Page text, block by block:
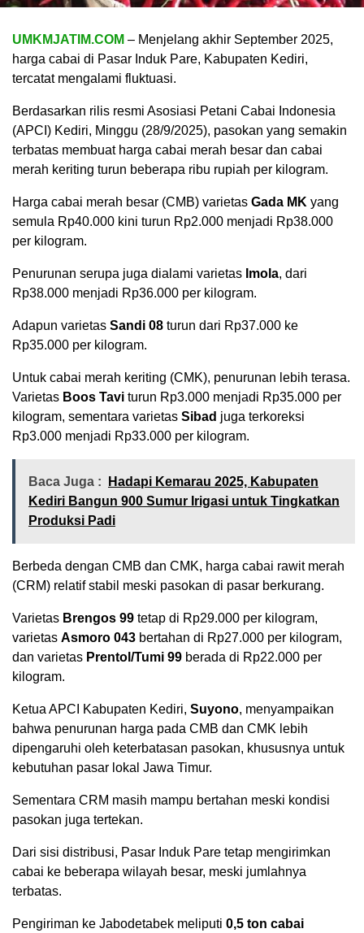
UMKMJATIM.COM – Menjelang akhir September 2025,
harga cabai di Pasar Induk Pare, Kabupaten Kediri,
tercatat mengalami fluktuasi.
Berdasarkan rilis resmi Asosiasi Petani Cabai Indonesia
(APCI) Kediri, Minggu (28/9/2025), pasokan yang semakin
terbatas membuat harga cabai merah besar dan cabai
merah keriting turun beberapa ribu rupiah per kilogram.
Harga cabai merah besar (CMB) varietas Gada MK yang
semula Rp40.000 kini turun Rp2.000 menjadi Rp38.000
per kilogram.
Penurunan serupa juga dialami varietas Imola, dari
Rp38.000 menjadi Rp36.000 per kilogram.
Adapun varietas Sandi 08 turun dari Rp37.000 ke
Rp35.000 per kilogram.
Untuk cabai merah keriting (CMK), penurunan lebih terasa.
Varietas Boos Tavi turun Rp3.000 menjadi Rp35.000 per
kilogram, sementara varietas Sibad juga terkoreksi
Rp3.000 menjadi Rp33.000 per kilogram.
Baca Juga :
Hadapi Kemarau 2025, Kabupaten
Kediri Bangun 900 Sumur Irigasi untuk Tingkatkan
Produksi Padi
Berbeda dengan CMB dan CMK, harga cabai rawit merah
(CRM) relatif stabil meski pasokan di pasar berkurang.
Varietas Brengos 99 tetap di Rp29.000 per kilogram,
varietas Asmoro 043 bertahan di Rp27.000 per kilogram,
dan varietas Prentol/Tumi 99 berada di Rp22.000 per
kilogram.
Ketua APCI Kabupaten Kediri, Suyono, menyampaikan
bahwa penurunan harga pada CMB dan CMK lebih
dipengaruhi oleh keterbatasan pasokan, khususnya untuk
kebutuhan pasar lokal Jawa Timur.
Sementara CRM masih mampu bertahan meski kondisi
pasokan juga tertekan.
Dari sisi distribusi, Pasar Induk Pare tetap mengirimkan
cabai ke beberapa wilayah besar, meski jumlahnya
terbatas.
Pengiriman ke Jabodetabek meliputi 0,5 ton cabai